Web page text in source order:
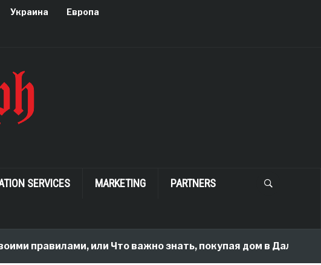
Украина Европа
SERVICES MARKETING PARTNERS
правилами, или Что важно знать, покупая дом в Далласе